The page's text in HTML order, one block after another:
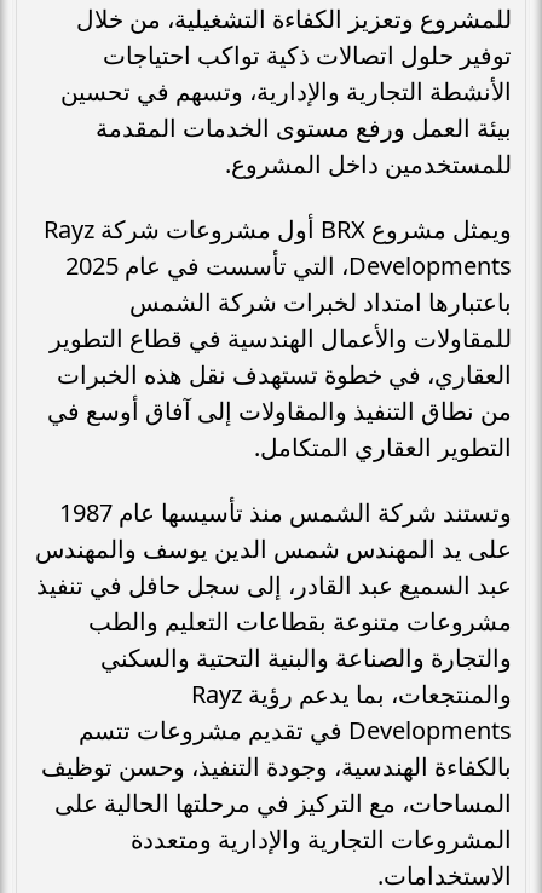
للمشروع وتعزيز الكفاءة التشغيلية، من خلال
توفير حلول اتصالات ذكية تواكب احتياجات
الأنشطة التجارية والإدارية، وتسهم في تحسين
بيئة العمل ورفع مستوى الخدمات المقدمة
للمستخدمين داخل المشروع.
ويمثل مشروع BRX أول مشروعات شركة Rayz
Developments، التي تأسست في عام 2025
باعتبارها امتداد لخبرات شركة الشمس
للمقاولات والأعمال الهندسية في قطاع التطوير
العقاري، في خطوة تستهدف نقل هذه الخبرات
من نطاق التنفيذ والمقاولات إلى آفاق أوسع في
التطوير العقاري المتكامل.
وتستند شركة الشمس منذ تأسيسها عام 1987
على يد المهندس شمس الدين يوسف والمهندس
عبد السميع عبد القادر، إلى سجل حافل في تنفيذ
مشروعات متنوعة بقطاعات التعليم والطب
والتجارة والصناعة والبنية التحتية والسكني
والمنتجعات، بما يدعم رؤية Rayz
Developments في تقديم مشروعات تتسم
بالكفاءة الهندسية، وجودة التنفيذ، وحسن توظيف
المساحات، مع التركيز في مرحلتها الحالية على
المشروعات التجارية والإدارية ومتعددة
الاستخدامات.